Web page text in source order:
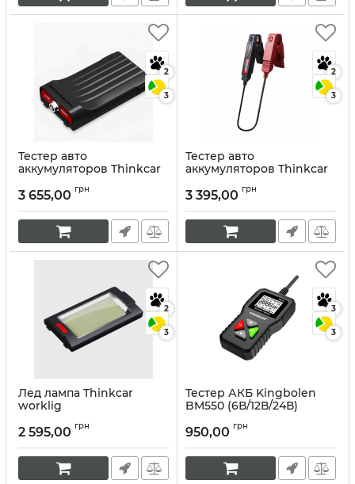
2
3
Тестер авто
аккумуляторов Thinkcar
Артикул:10065
3 655,00 грн
2
3
Тестер авто
аккумуляторов Thinkcar
Clip
Артикул:10064
3 395,00 грн
2
3
Лед лампа Thinkcar
worklig
2 595,00 грн
3
3
Тестер АКБ Kingbolen
BM550 (6В/12В/24В)
950,00 грн